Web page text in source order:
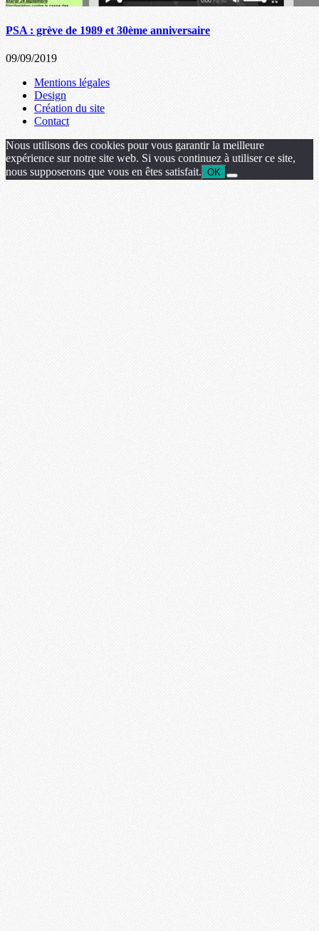
PSA : grève de 1989 et 30ème anniversaire
09/09/2019
Mentions légales
Design
Création du site
Contact
Nous utilisons des cookies pour vous garantir la meilleure
expérience sur notre site web. Si vous continuez à utiliser ce site,
nous supposerons que vous en êtes satisfait. OK